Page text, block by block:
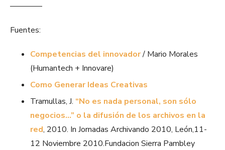
————
Fuentes:
Competencias del innovador/ Mario Morales
(Humantech + Innovare)
Como Generar Ideas Creativas
Tramullas, J. “No es nada personal, son sólo
negocios…” o la difusión de los archivos en la
red, 2010. In Jornadas Archivando 2010, León,11-
12 Noviembre 2010.Fundacion Sierra Pambley